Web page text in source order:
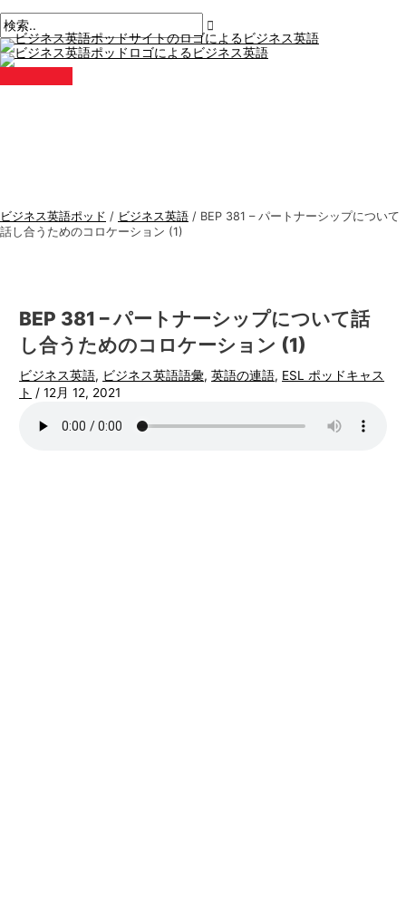
ン
テ
ン
ツ
イ
メ
ニ
ュ
ビジネス英語ポッド / ビジネス英語 / BEP 381 – パートナーシップについて
話し合うためのコロケーション (1)
BEP 381 – パートナーシップについて話
し合うためのコロケーション (1)
ビジネス英語, ビジネス英語語彙,英語の連語, ESL ポッドキャス
ト /12月 12, 2021
ス
ト
ナ
ビ
こ
に
入
力。.
前
*
メ
ー
ル
*
ビ
ジ
ネ
ス
ク
検
索
す
る